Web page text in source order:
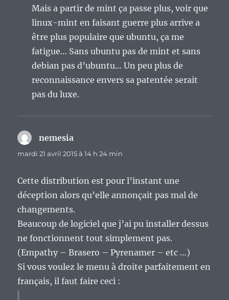
Mais a partir de mint ça passe plus, voir que
linux-mint en faisant guerre plus arrive a
être plus populaire que ubuntu, ça me
fatigue… Sans ubuntu pas de mint et sans
debian pas d’ubuntu… Un peu plus de
reconnaissance envers sa patentée serait
pas du luxe.
nemesia
mardi 21 avril 2015 à 14 h 24 min
Cette distribution est pour l’instant une
déception alors qu’elle annonçait pas mal de
changements.
Beaucoup de logiciel que j’ai pu installer dessus
ne fonctionnent tout simplement pas.
(Empathy – Brasero – Pyrenamer – etc …)
Si vous voulez le menu à droite parfaitement en
français, il faut faire ceci :